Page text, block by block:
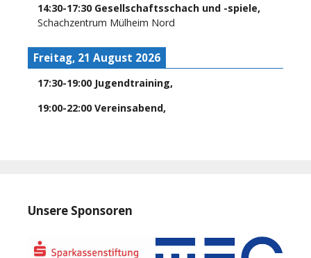
14:30-17:30 Gesellschaftsschach und -spiele,
Schachzentrum Mülheim Nord
Freitag, 21 August 2026
17:30-19:00 Jugendtraining,
19:00-22:00 Vereinsabend,
Unsere Sponsoren